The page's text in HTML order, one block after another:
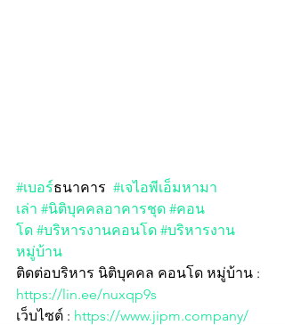
#เบอร์ธนาคาร #เจไอพีเอ็มหามา
เล่า #นิติบุคคลอาคารชุด #คอน
โด #บริหารงานคอนโด #บริหารงาน
หมู่บ้าน
ติดต่อบริหาร นิติบุคคล คอนโด หมู่บ้าน :
https://lin.ee/nuxqp9s
เว็บไซต์ : https://www.jipm.company/